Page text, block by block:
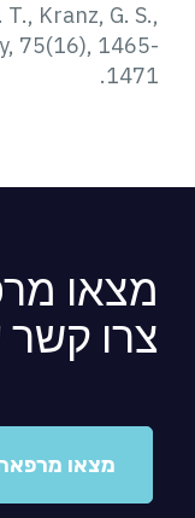
Kranz, G. S.,
75(16), 1465-
1471.
מצאו
צרו קשר
מצאו